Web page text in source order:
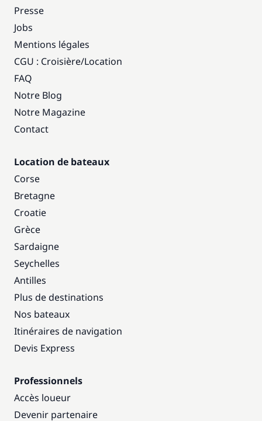
Presse
Jobs
Mentions légales
CGU : Croisière/Location
FAQ
Notre Blog
Notre Magazine
Contact
Location de bateaux
Corse
Bretagne
Croatie
Grèce
Sardaigne
Seychelles
Antilles
Plus de destinations
Nos bateaux
Itinéraires de navigation
Devis Express
Professionnels
Accès loueur
Devenir partenaire